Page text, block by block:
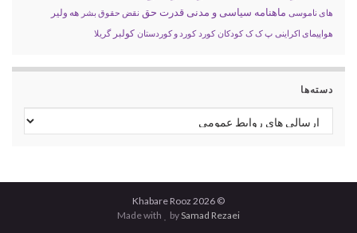
های ناموسی ماهنامه سیاسی و مدنی قدرت حق نقض حقوق بشر هه ولیر
هواپیمای اکراینی پ ک ک کودکان کورد کورد و کوردستان کولبر گریلا
دسته‌ها
دسته‌ها
© 2026 Khabare Rooz
Made with
bySamad Rezaei